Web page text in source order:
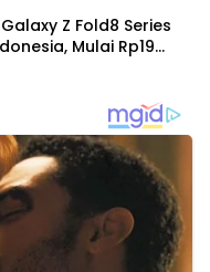
Z Fold8 Series
Mulai Rp19